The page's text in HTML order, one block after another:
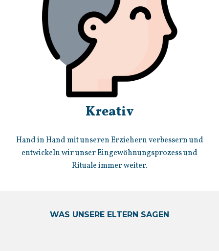
Kreativ
Hand in Hand mit unseren Erziehern verbessern und
entwickeln wir unser Eingewöhnungsprozess und
Rituale immer weiter.
WAS UNSERE ELTERN SAGEN